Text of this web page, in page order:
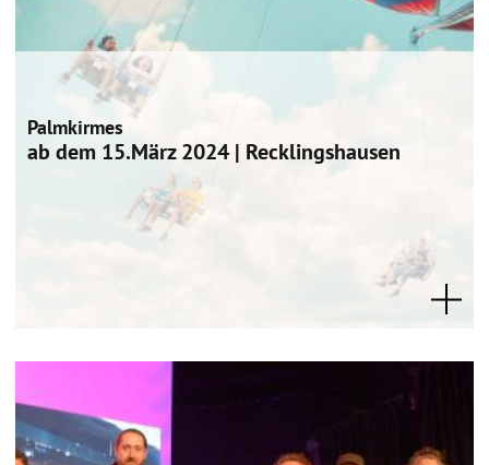
Palmkirmes
ab dem 15.März 2024 | Recklingshausen